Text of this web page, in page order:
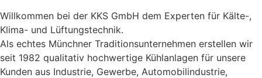
Willkommen bei der KKS GmbH dem Experten für Kälte-,
Klima- und Lüftungstechnik.
Als echtes Münchner Traditionsunternehmen erstellen wir
seit 1982 qualitativ hochwertige Kühlanlagen für unsere
Kunden aus Industrie, Gewerbe, Automobilindustrie,